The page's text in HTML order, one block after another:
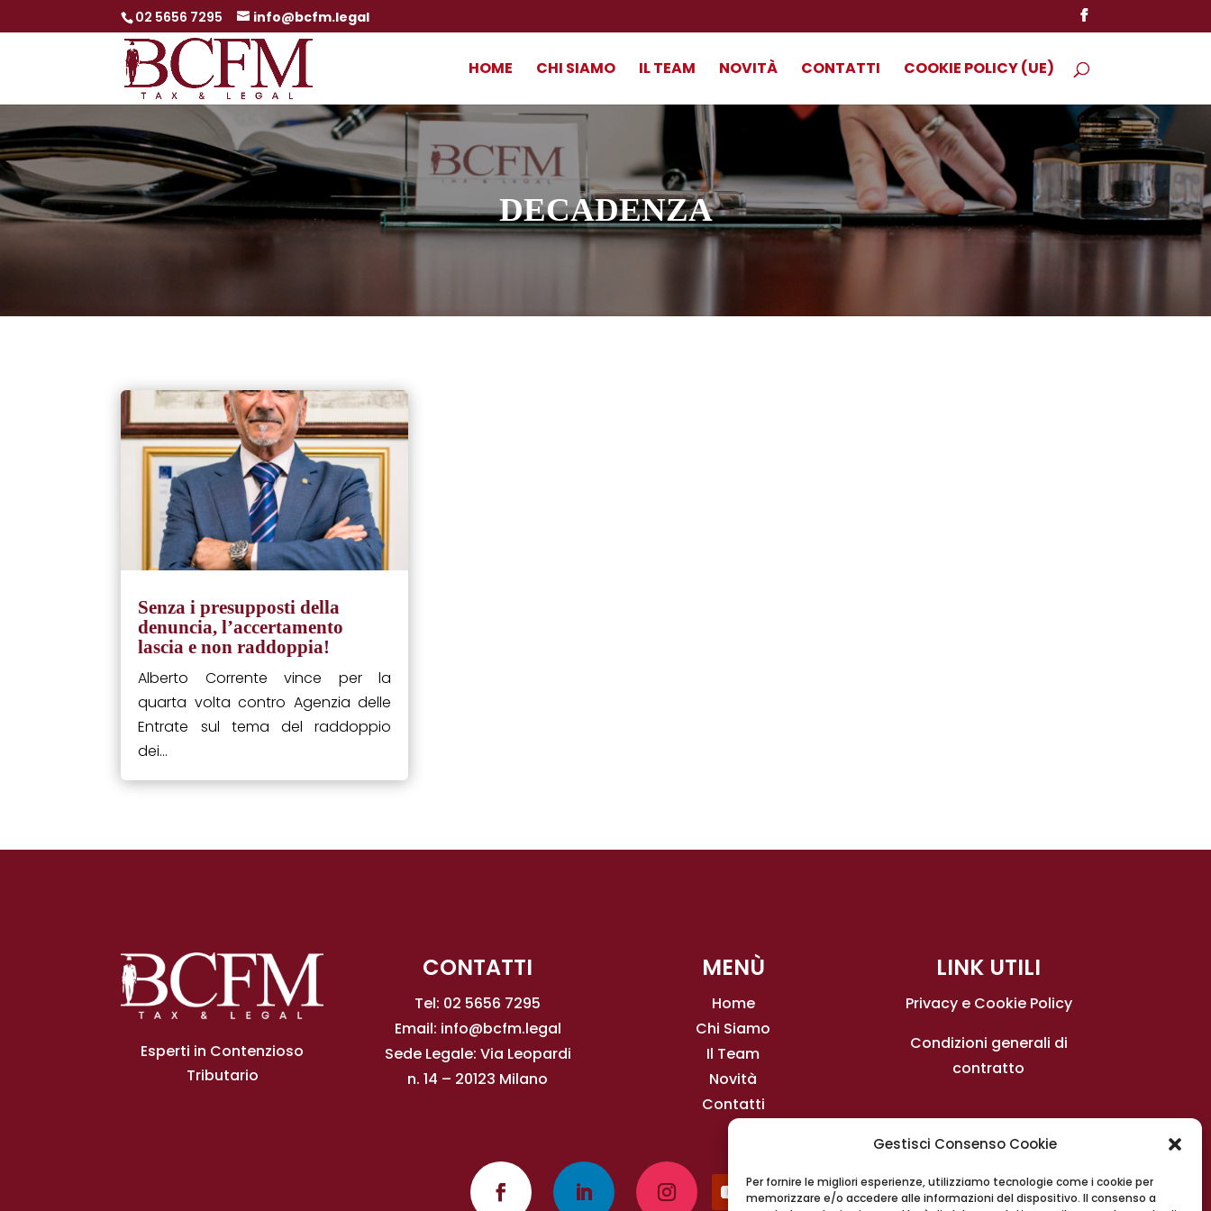
Gestisci Consenso Cookie
Per fornire le migliori esperienze, utilizziamo tecnologie come i cookie per
memorizzare e/o accedere alle informazioni del dispositivo. Il consenso a
02 5656 7295 info@bcfm.legal
HOME CHI SIAMO IL TEAM NOVITÀ CONTATTI COOKIE POLICY (UE)
decadenza
Senza i presupposti della
denuncia, l’accertamento
lascia e non raddoppia!
Alberto Corrente vince per la
quarta volta contro Agenzia delle
Entrate sul tema del raddoppio
dei...
Esperti in Contenzioso
Tributario
CONTATTI
Tel: 02 5656 7295
Email: info@bcfm.legal
Sede Legale: Via Leopardi
n. 14 – 20123 Milano
MENÙ
Home
Chi Siamo
Il Team
Novità
Contatti
LINK UTILI
Privacy e Cookie Policy
Condizioni generali di
contratto